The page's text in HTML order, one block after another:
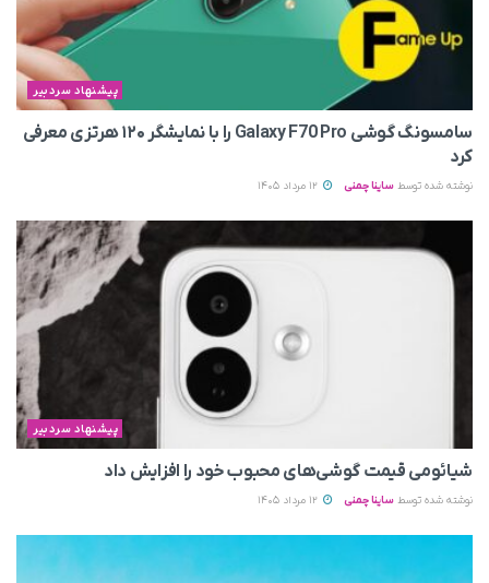
پیشنهاد سردبیر
سامسونگ گوشی Galaxy F70 Pro را با نمایشگر ۱۲۰ هرتزی معرفی
کرد
نوشته شده توسط ساینا چمنی
پیشنهاد سردبیر
شیائومی قیمت گوشی‌های محبوب خود را افزایش داد
نوشته شده توسط ساینا چمنی